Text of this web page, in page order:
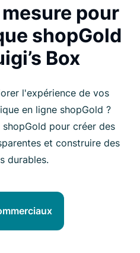
pour
shopGold
Box
l'expérience de vos
en ligne shopGold ?
pour créer des
et construire des
durables.